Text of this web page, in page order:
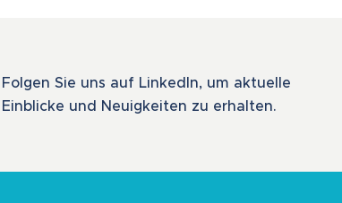
Folgen Sie uns auf LinkedIn, um aktuelle
Einblicke und Neuigkeiten zu erhalten.